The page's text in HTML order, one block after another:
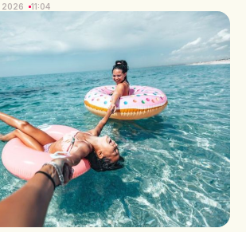
2026 11:04